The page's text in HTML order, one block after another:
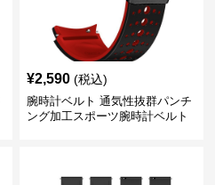
¥2,590 (税込)
腕時計ベルト 通気性抜群パンチ
ング加工スポーツ腕時計ベルト